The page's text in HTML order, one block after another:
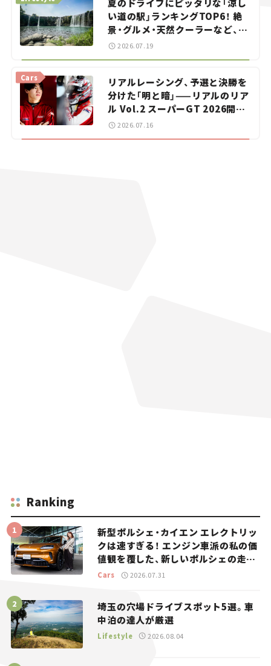
夏のドライブにピッタリな「涼し
い道の駅」ランキングTOP6！ 絶
景・グルメ・天然クーラーなど、避
暑におすすめのスポットを紹介
【道の駅マニアの推し駅ガイド】
2026.07.19
リアルレーシング、予選と決勝を
分けた「明と暗」——リアルのリア
ル Vol.2 スーパーGT 2026開幕
戦 岡山国際サーキット
Cars
2026.07.16
Ranking
新型ポルシェ・カイエン エレクトリッ
クは速すぎる！ エンジン車派の私の価
値観を覆した、新しいポルシェの走
り。
Cars 2026.07.31
埼玉の穴場ドライブスポット5選。車
中泊の達人が厳選
Lifestyle 2026.08.04